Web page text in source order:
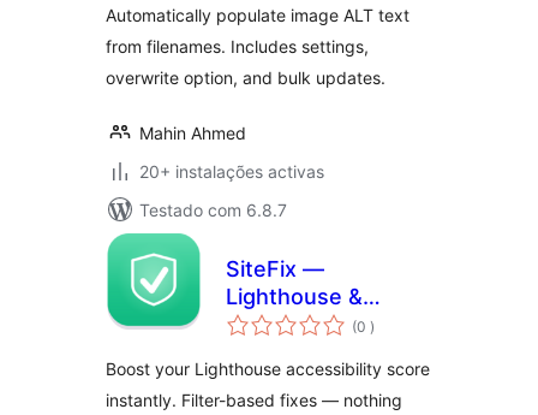
Automatically populate image ALT text
from filenames. Includes settings,
overwrite option, and bulk updates.
Mahin Ahmed
20+ instalações activas
Testado com 6.8.7
SiteFix —
Lighthouse &
Accessibility Fixes
(0 classificações
)
Boost your Lighthouse accessibility score
instantly. Filter-based fixes — nothing